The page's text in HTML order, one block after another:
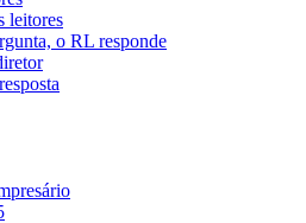
leitores
o RL responde